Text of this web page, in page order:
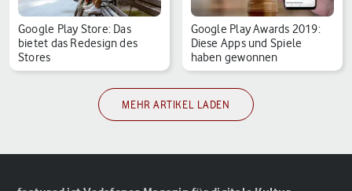
Google Play Store: Das
bietet das Redesign des
Stores
Google Play Awards 2019:
Diese Apps und Spiele
haben gewonnen
MEHR ARTIKEL LADEN